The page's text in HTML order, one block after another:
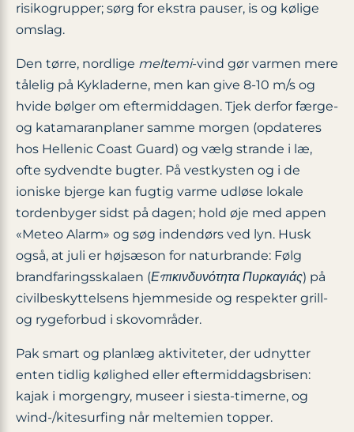
risikogrupper; sørg for ekstra pauser, is og kølige
omslag.
Den tørre, nordlige meltemi-vind gør varmen mere
tålelig på Kykladerne, men kan give 8-10 m/s og
hvide bølger om eftermiddagen. Tjek derfor færge-
og katamaranplaner samme morgen (opdateres
hos Hellenic Coast Guard) og vælg strande i læ,
ofte sydvendte bugter. På vestkysten og i de
ioniske bjerge kan fugtig varme udløse lokale
tordenbyger sidst på dagen; hold øje med appen
«Meteo Alarm» og søg indendørs ved lyn. Husk
også, at juli er højsæson for naturbrande: Følg
brandfaringsskalaen (Επικινδυνότητα Πυρκαγιάς) på
civilbeskyttelsens hjemmeside og respekter grill-
og rygeforbud i skovområder.
Pak smart og planlæg aktiviteter, der udnytter
enten tidlig kølighed eller eftermiddagsbrisen:
kajak i morgengry, museer i siesta-timerne, og
wind-/kitesurfing når meltemien topper.